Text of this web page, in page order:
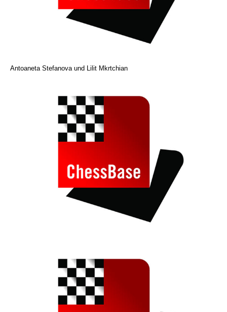
Antoaneta Stefanova und Lilit Mkrtchian